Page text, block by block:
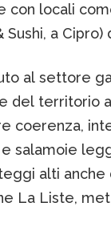
con locali
Sushi, a Cipro)
al settore
del territorio
coerenza,
salamoie
alti anche
La Liste,